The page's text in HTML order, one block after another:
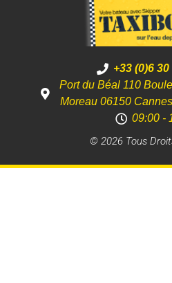
+33 (0)6
Port du Béal 110
Moreau 06150
09:00 -
© 2026 Tous